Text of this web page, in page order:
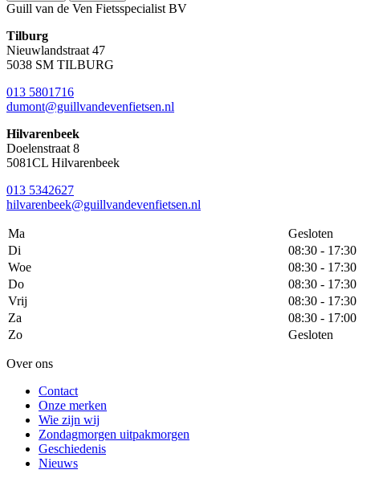
Guill van de Ven Fietsspecialist BV
Tilburg
Nieuwlandstraat 47
5038 SM TILBURG
013 5801716
dumont@guillvandevenfietsen.nl
Hilvarenbeek
Doelenstraat 8
5081CL Hilvarenbeek
013 5342627
hilvarenbeek@guillvandevenfietsen.nl
Ma
Gesloten
Di
08:30 - 17:30
Woe
08:30 - 17:30
Do
08:30 - 17:30
Vrij
08:30 - 17:30
Za
08:30 - 17:00
Zo
Gesloten
Over ons
Contact
Onze merken
Wie zijn wij
Zondagmorgen uitpakmorgen
Geschiedenis
Nieuws